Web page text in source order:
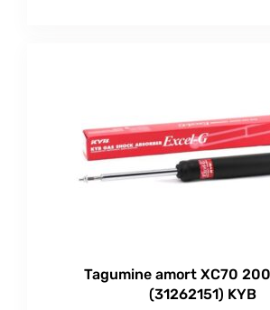
Tagumine amort XC70
(31262151) KYB